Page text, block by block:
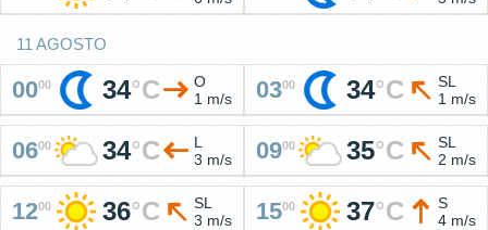
11 AGOSTO
0000 34°C
O
1 m/s
0300 34°C
SL
1 m/s
0600 34°C
L
3 m/s
0900 35°C
SL
2 m/s
1200 36°C
SL
3 m/s
1500 37°C
S
4 m/s